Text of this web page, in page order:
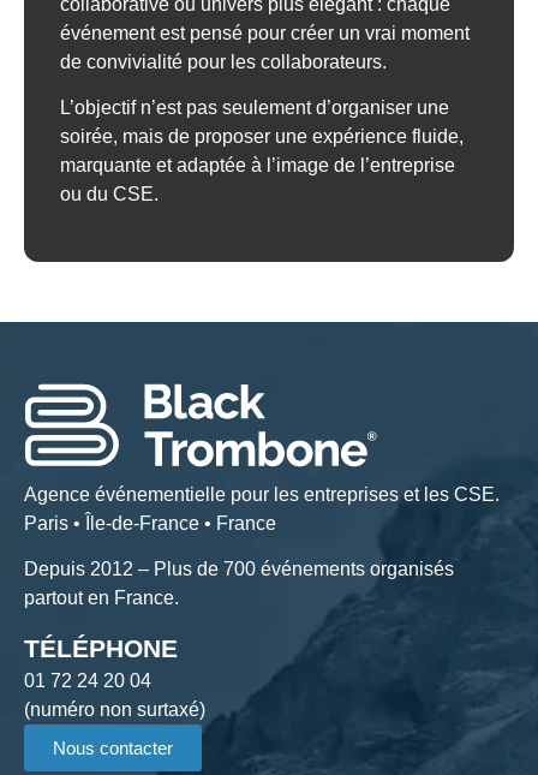
événement est pensé pour créer un vrai moment
de convivialité pour les collaborateurs.
L’objectif n’est pas seulement d’organiser une
soirée, mais de proposer une expérience fluide,
marquante et adaptée à l’image de l’entreprise
ou du CSE.
Agence événementielle pour les entreprises et les CSE.
Paris • Île-de-France • France
Depuis 2012 – Plus de 700 événements organisés
partout en France.
TÉLÉPHONE
01 72 24 20 04
(numéro non surtaxé)
Nous contacter